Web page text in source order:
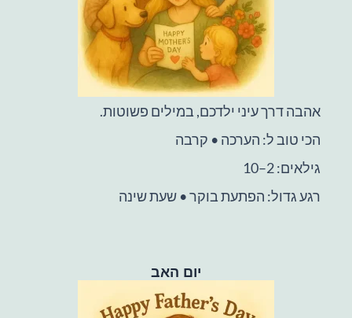
אהבה דרך עיני ילדכם, במילים פשוטות.
הכי טוב ל: הערכה • קרבה
גילאים: 2–10
רגע גדול: הפתעת בוקר • שעת שינה
יום האב